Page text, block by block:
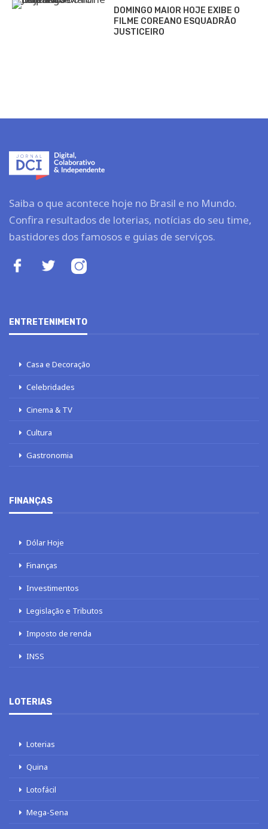
DOMINGO MAIOR HOJE EXIBE O
FILME COREANO ESQUADRÃO
JUSTICEIRO
Saiba o que acontece hoje no Brasil e no Mundo.
Confira resultados de loterias, notícias do seu time,
bastidores dos famosos e guias de serviços.
ENTRETENIMENTO
Casa e Decoração
Celebridades
Cinema & TV
Cultura
Gastronomia
FINANÇAS
Dólar Hoje
Finanças
Investimentos
Legislação e Tributos
Imposto de renda
INSS
LOTERIAS
Loterias
Quina
Lotofácil
Mega-Sena